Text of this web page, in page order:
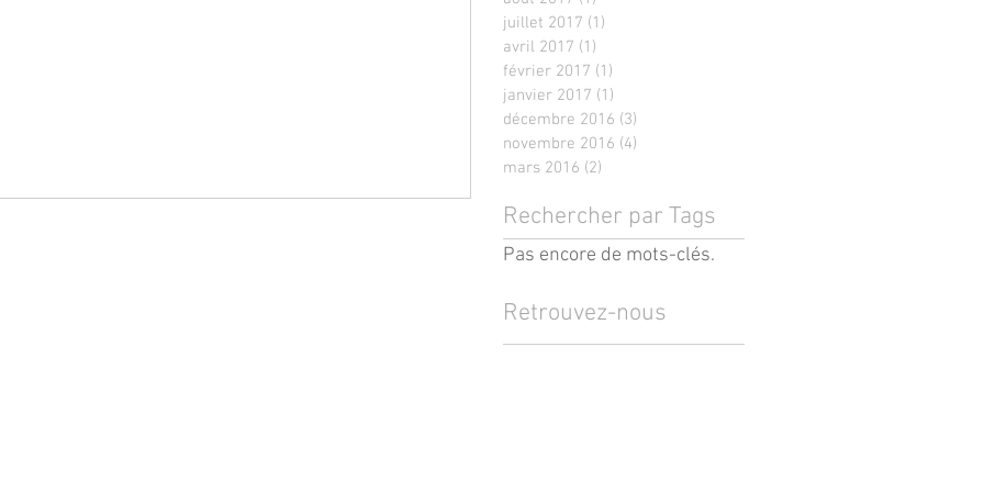
juillet 2017 (1)
avril 2017 (1)
février 2017 (1)
janvier 2017 (1)
décembre 2016 (3)
novembre 2016 (4)
mars 2016 (2)
Rechercher par Tags
Pas encore de mots-clés.
Retrouvez-nous